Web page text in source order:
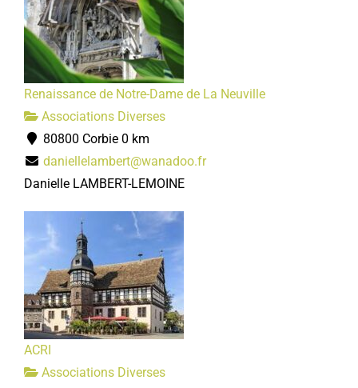
Renaissance de Notre-Dame de La Neuville
Associations Diverses
80800 Corbie 0 km
daniellelambert@wanadoo.fr
Danielle LAMBERT-LEMOINE
ACRI
Associations Diverses